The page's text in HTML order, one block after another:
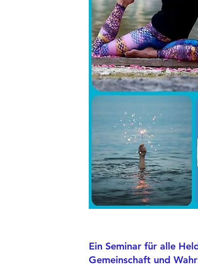
Ein Seminar für alle
Gemeinschaft und